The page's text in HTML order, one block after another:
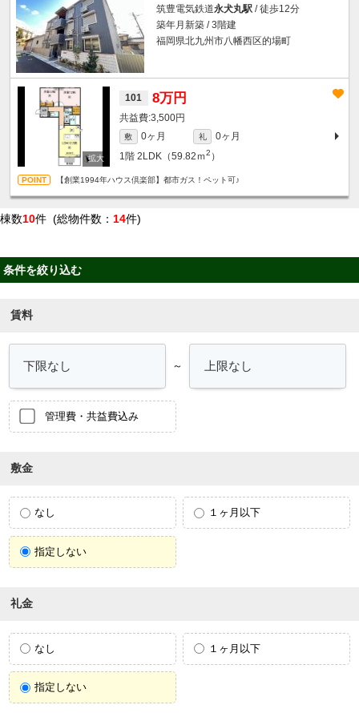
筑豊電気鉄道永犬丸駅 / 徒歩12分
築年月新築 / 3階建
福岡県北九州市八幡西区的場町
101 8万円
3,500円
敷 0ヶ月 礼
0ヶ月
1階 2LDK（59.82ｍ2 ）
【創業1994年ハウス倶楽部】都市ガス！ペット可♪
棟数10件 (総物件数： 14件)
条件を絞り込む
賃料
～
管理費・共益費込み
敷金
なし １ヶ月以下
指定しない
礼金
なし １ヶ月以下
指定しない